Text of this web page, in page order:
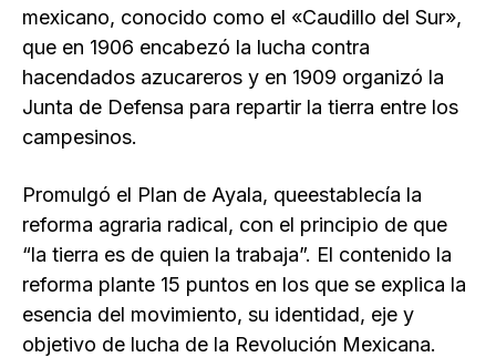
mexicano, conocido como el «Caudillo del Sur»,
que en 1906 encabezó la lucha contra
hacendados azucareros y en 1909 organizó la
Junta de Defensa para repartir la tierra entre los
campesinos.
Promulgó el Plan de Ayala, queestablecía la
reforma agraria radical, con el principio de que
“la tierra es de quien la trabaja”. El contenido la
reforma plante 15 puntos en los que se explica la
esencia del movimiento, su identidad, eje y
objetivo de lucha de la Revolución Mexicana.